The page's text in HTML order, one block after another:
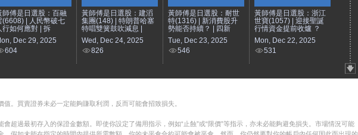
師傅是日選股：百融
(6608) | 人民幣破七
行如何應對 | 拆
Dec 29, 2025
604
黃師傅是日選股：建滔
集團(148) | 特朗普哈塞
特唱雙簧鼓吹減息 |
Wed, Dec 24, 2025
826
黃師傅是日選股：耐世
特(1316) | 新消費股升
勢能否持續？ | 四新
Tue, Dec 23, 2025
546
黃師傅是日選股：浙江
世寶(1057) | 迎接聖誕
行情資金提前收爐 ？
Mon, Dec 22, 2025
531
。買賣證券未必一定能夠賺取利潤，反而可能會招致損失。
超過最初存入的保證金數額。即使你設定了備用指示，例如“止蝕”或“限價”等指示，亦未必能夠避免損失。市場情況可能